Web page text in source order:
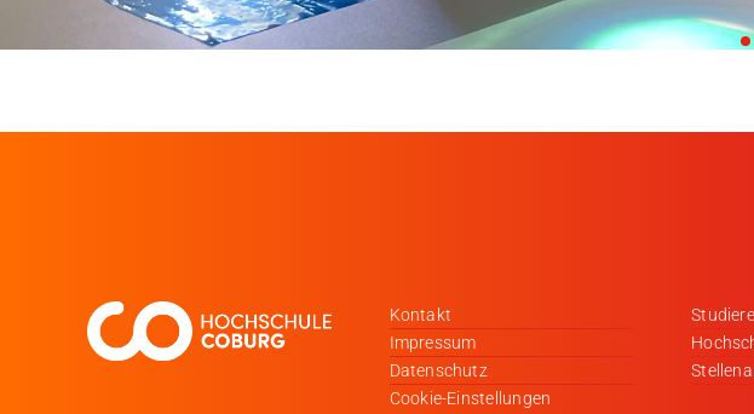
Kontakt
Impressum
Datenschutz
Cookie-Einstellungen